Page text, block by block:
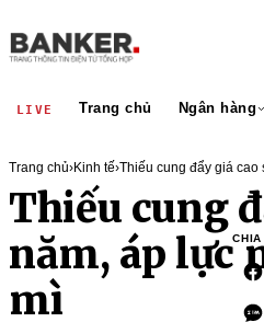
LIVE Trang chủ Ngân hàng
Trang chủ›Kinh tế›Thiếu cung đẩy giá cao
Thiếu cung
năm, áp lực
mì
CHIA